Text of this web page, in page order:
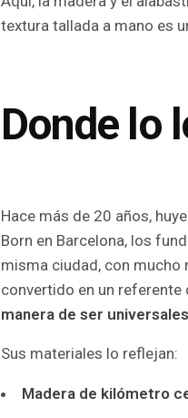
textura tallada a mano es
Donde lo
Hace más de 20 años,
Born en Barcelona, los
misma ciudad, con mucho
convertido en un referente
manera de ser
Sus materiales lo reflejan:
Madera de kilómetro